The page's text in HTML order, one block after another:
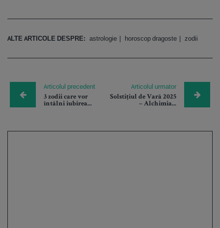
ALTE ARTICOLE DESPRE: astrologie horoscop dragoste zodii
Articolul precedent
3 zodii care vor
întâlni iubirea...
Articolul urmator
Solstițiul de Vară 2025
– Alchimia...